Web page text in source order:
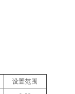
设置范围